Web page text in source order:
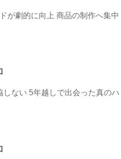
が劇的に向上 商品の制作へ集中
ない 5年越しで出会った真のハ